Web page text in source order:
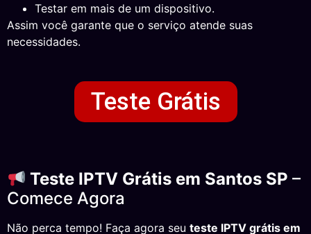
Testar em mais de um dispositivo.
Assim você garante que o serviço atende suas
necessidades.
Teste Grátis
Teste IPTV Grátis em Santos SP –
Comece Agora
Não perca tempo! Faça agora seu teste IPTV grátis em